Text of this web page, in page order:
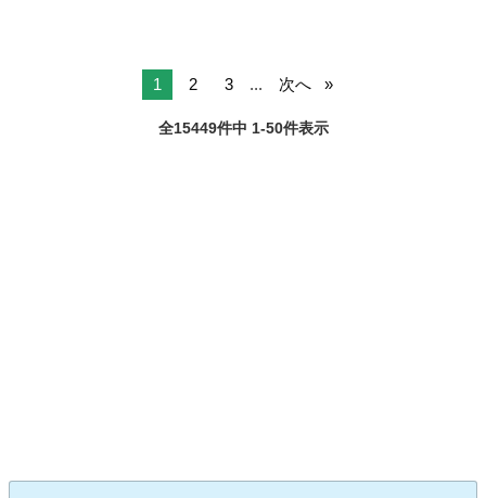
1 2 3 ... 次へ
全15449件中 1-50件表示